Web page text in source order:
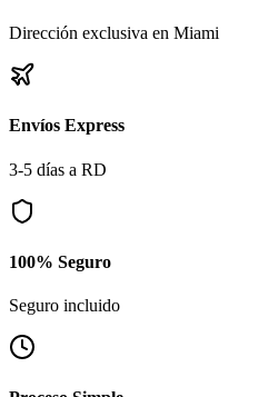
Dirección exclusiva en Miami
Envíos Express
3-5 días a RD
100% Seguro
Seguro incluido